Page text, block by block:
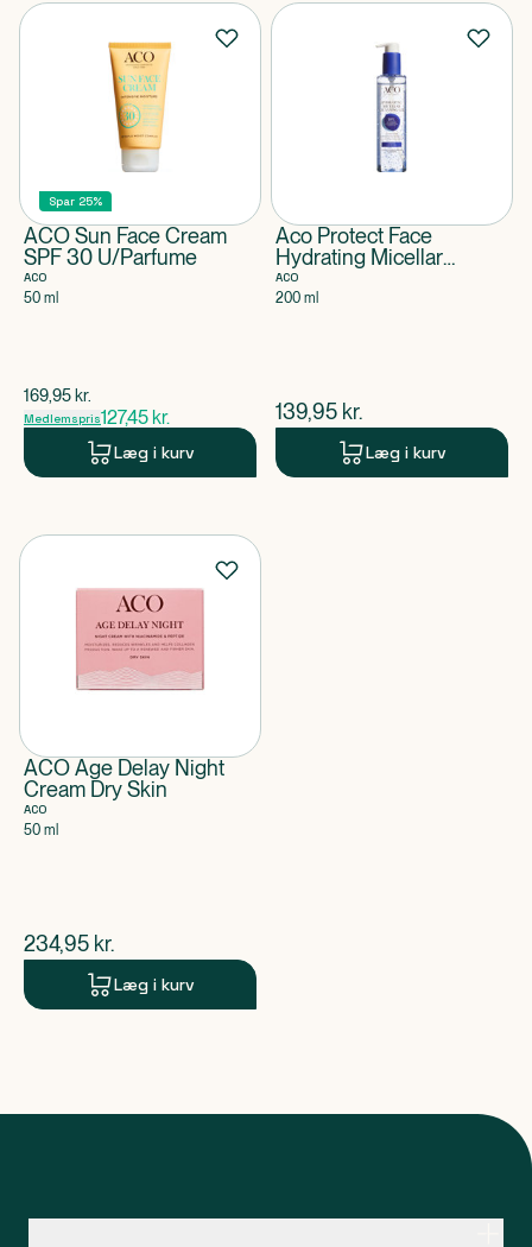
Spar 25%
ACO Sun Face Cream
SPF 30 U/Parfume
ACO
50 ml
$gammel pris
169,95 kr.
Medlemspris127,45 kr.
Læg i kurv
Aco Protect Face
Hydrating Micellar
Cleanser Gel U/Parfume
ACO
200 ml
$nuværende pris
139,95 kr.
Læg i kurv
ACO Age Delay Night
Cream Dry Skin
ACO
50 ml
$nuværende pris
234,95 kr.
Læg i kurv